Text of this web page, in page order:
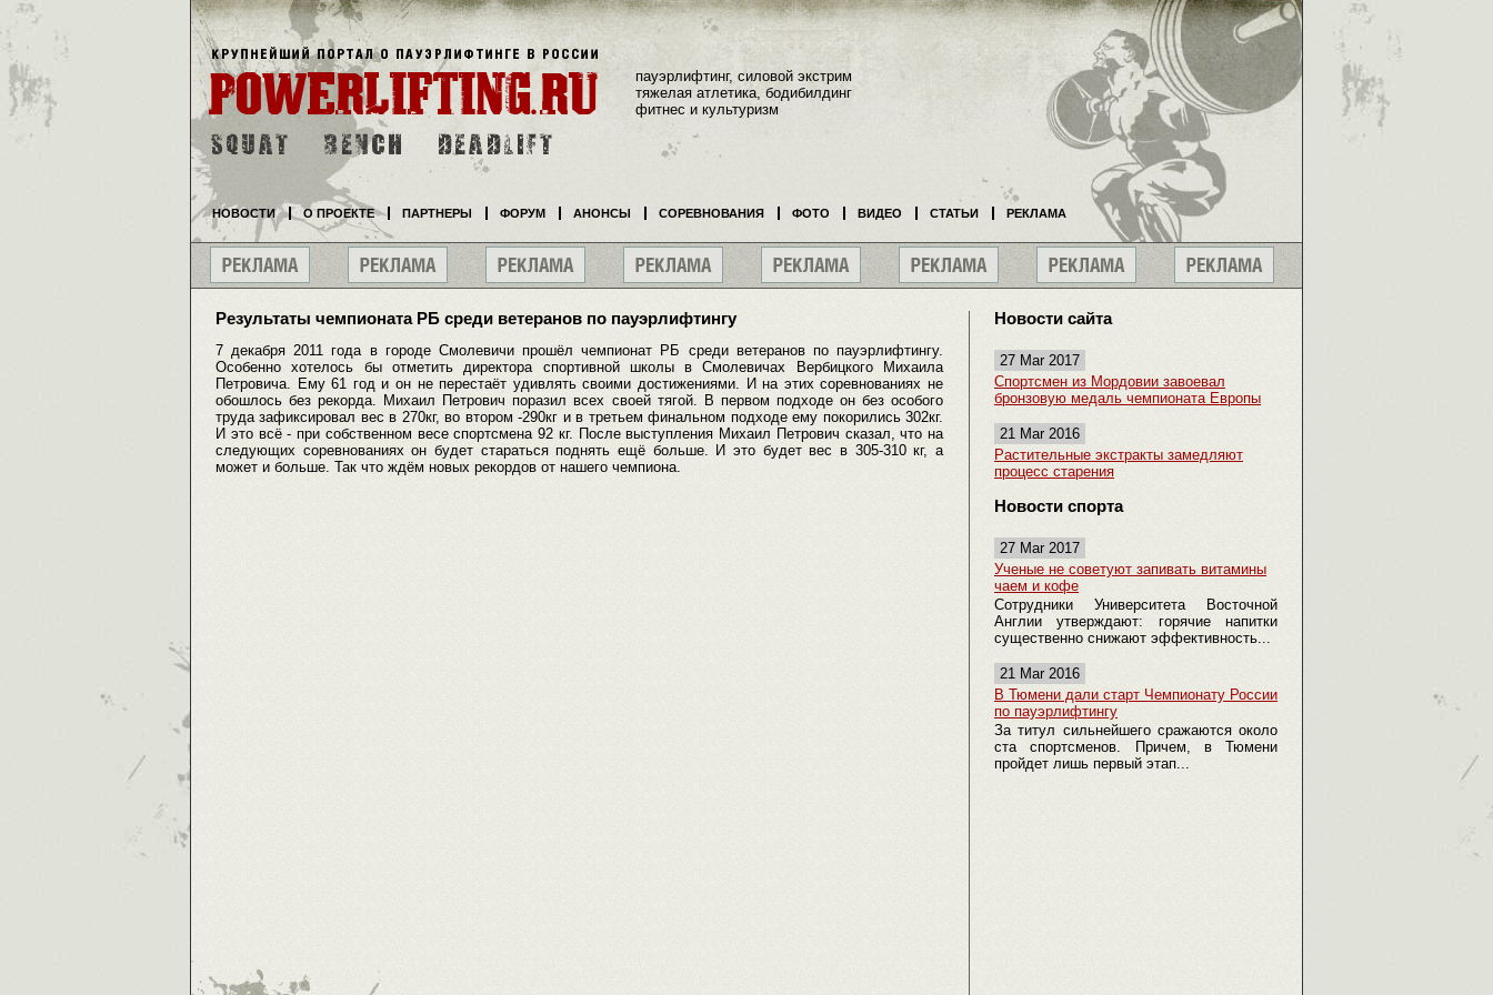
Результаты чемпионата РБ среди ветеранов по пауэрлифтингу
7 декабря 2011 года в городе Смолевичи прошёл чемпионат РБ среди ветеранов по пауэрлифтингу.
Особенно хотелось бы отметить директора спортивной школы в Смолевичах Вербицкого Михаила
Петровича. Ему 61 год и он не перестаёт удивлять своими достижениями. И на этих соревнованиях не
обошлось без рекорда. Михаил Петрович поразил всех своей тягой. В первом подходе он без особого
труда зафиксировал вес в 270кг, во втором -290кг и в третьем финальном подходе ему покорились 302кг.
И это всё - при собственном весе спортсмена 92 кг. После выступления Михаил Петрович сказал, что на
следующих соревнованиях он будет стараться поднять ещё больше. И это будет вес в 305-310 кг, а
может и больше. Так что ждём новых рекордов от нашего чемпиона.
Новости сайта
27 Mar 2017
Спортсмен из Мордовии завоевал
бронзовую медаль чемпионата Европы
21 Mar 2016
Растительные экстракты замедляют
процесс старения
Новости спорта
27 Mar 2017
Ученые не советуют запивать витамины
чаем и кофе
Сотрудники Университета Восточной
Англии утверждают: горячие напитки
существенно снижают эффективность...
21 Mar 2016
В Тюмени дали старт Чемпионату России
по пауэрлифтингу
За титул сильнейшего сражаются около
ста спортсменов. Причем, в Тюмени
пройдет лишь первый этап...
пауэрлифтинг, силовой экстрим
тяжелая атлетика, бодибилдинг
фитнес и культуризм
НОВОСТИ О ПРОЕКТЕ ПАРТНЕРЫ ФОРУМ АНОНСЫ СОРЕВНОВАНИЯ ФОТО ВИДЕО СТАТЬИ РЕКЛАМА